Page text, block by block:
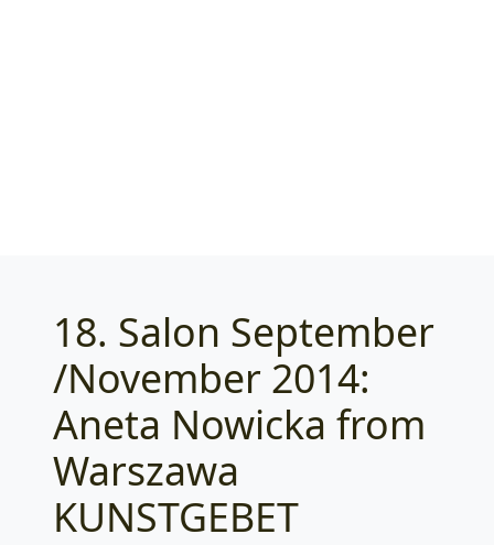
Categories
18. Salon September
/November 2014:
Aneta Nowicka from
Warszawa
KUNSTGEBET